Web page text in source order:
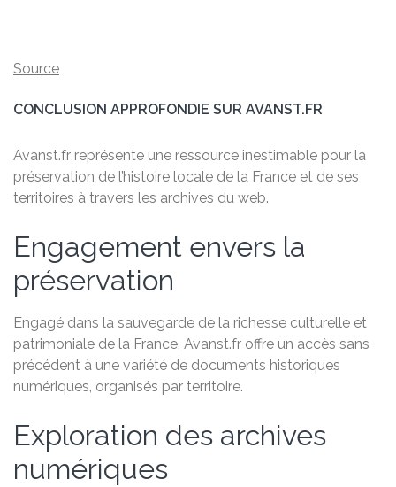
Source
CONCLUSION APPROFONDIE SUR AVANST.FR
Avanst.fr représente une ressource inestimable pour la
préservation de l’histoire locale de la France et de ses
territoires à travers les archives du web.
Engagement envers la
préservation
Engagé dans la sauvegarde de la richesse culturelle et
patrimoniale de la France, Avanst.fr offre un accès sans
précédent à une variété de documents historiques
numériques, organisés par territoire.
Exploration des archives
numériques